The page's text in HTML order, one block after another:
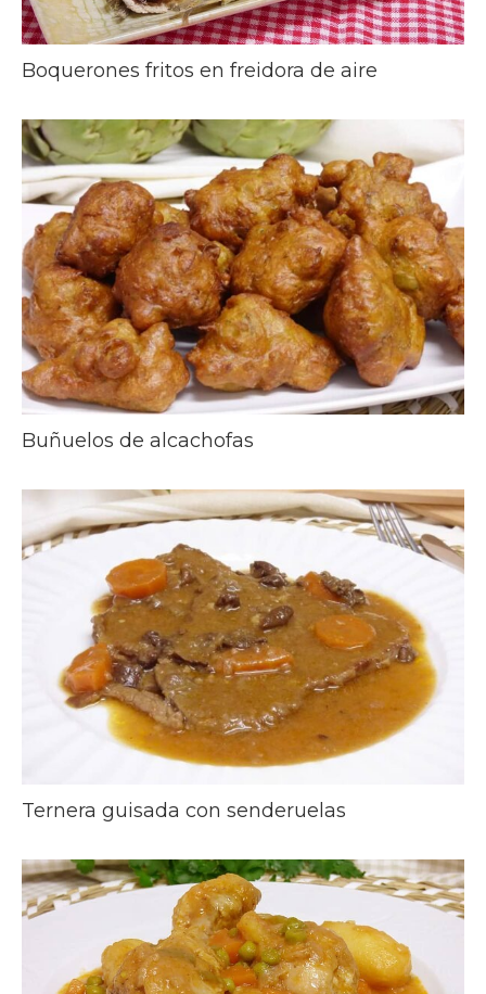
Boquerones fritos en freidora de aire
Buñuelos de alcachofas
Ternera guisada con senderuelas